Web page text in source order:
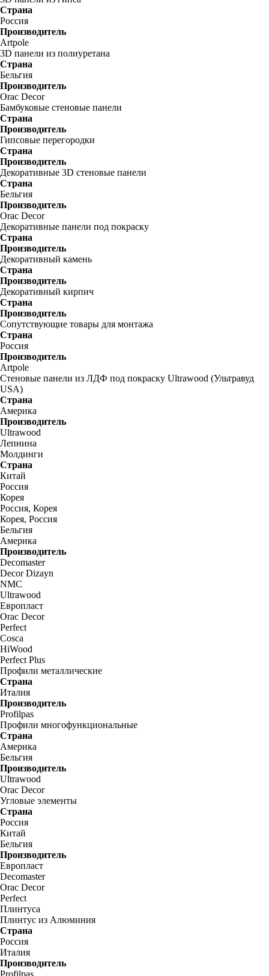
Страна
Россия
Производитель
Artpole
3D панели из полиуретана
Страна
Бельгия
Производитель
Orac Decor
Бамбуковые стеновые панели
Страна
Производитель
Гипсовые перегородки
Страна
Производитель
Декоративные 3D стеновые панели
Страна
Бельгия
Производитель
Orac Decor
Декоративные панели под покраску
Страна
Производитель
Декоративный камень
Страна
Производитель
Декоративный кирпич
Страна
Производитель
Сопутствующие товары для монтажа
Страна
Россия
Производитель
Artpole
Стеновые панели из ЛДФ под покраску Ultrawood (Ультравуд
USA)
Страна
Америка
Производитель
Ultrawood
Лепнина
Молдинги
Страна
Китай
Россия
Корея
Россия, Корея
Корея, Россия
Бельгия
Америка
Производитель
Decomaster
Decor Dizayn
NMC
Ultrawood
Европласт
Orac Decor
Perfect
Cosca
HiWood
Perfect Plus
Профили металлические
Страна
Италия
Производитель
Profilpas
Профили многофункциональные
Страна
Америка
Бельгия
Производитель
Ultrawood
Orac Decor
Угловые элементы
Страна
Россия
Китай
Бельгия
Производитель
Европласт
Decomaster
Orac Decor
Perfect
Плинтуса
Плинтус из Алюминия
Страна
Россия
Италия
Производитель
Profilpas